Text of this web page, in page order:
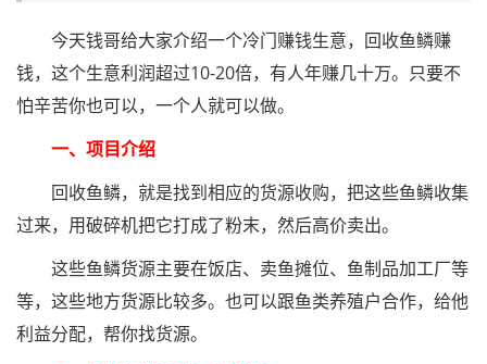
今天钱哥给大家介绍一个冷门赚钱生意，回收鱼鳞赚
钱，这个生意利润超过10-20倍，有人年赚几十万。只要不
怕辛苦你也可以，一个人就可以做。
一、项目介绍
回收鱼鳞，就是找到相应的货源收购，把这些鱼鳞收集
过来，用破碎机把它打成了粉末，然后高价卖出。
这些鱼鳞货源主要在饭店、卖鱼摊位、鱼制品加工厂等
等，这些地方货源比较多。也可以跟鱼类养殖户合作，给他
利益分配，帮你找货源。